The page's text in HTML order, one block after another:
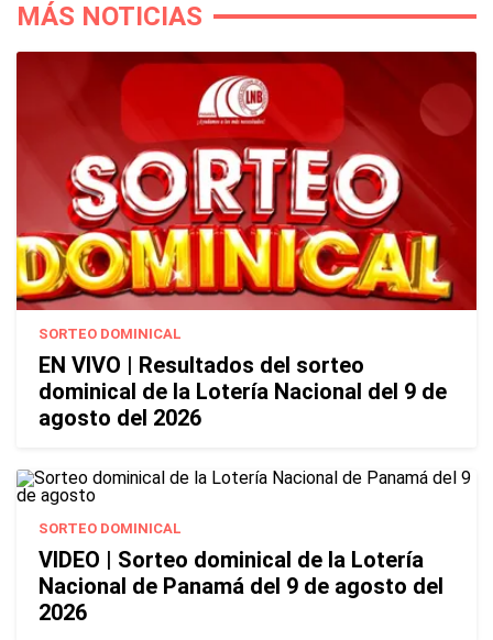
MÁS NOTICIAS
SORTEO DOMINICAL
EN VIVO | Resultados del sorteo
dominical de la Lotería Nacional del 9 de
agosto del 2026
SORTEO DOMINICAL
VIDEO | Sorteo dominical de la Lotería
Nacional de Panamá del 9 de agosto del
2026